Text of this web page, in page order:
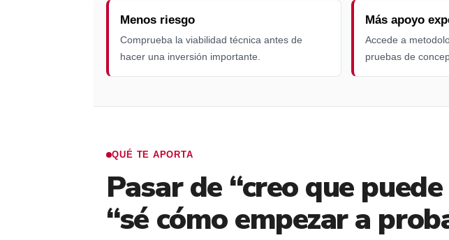
Menos riesgo
Comprueba la viabilidad técnica antes de
hacer una inversión importante.
Más apoyo
Accede a
pruebas de
QUÉ TE APORTA
Pasar de “creo que
“sé cómo empezar a